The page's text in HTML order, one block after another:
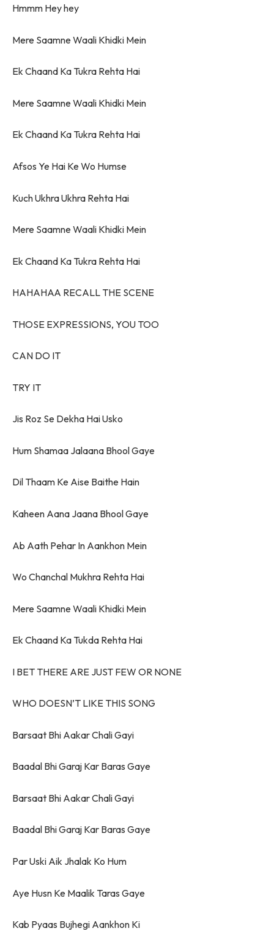
Hmmm Hey hey
Mere Saamne Waali Khidki Mein
Ek Chaand Ka Tukra Rehta Hai
Mere Saamne Waali Khidki Mein
Ek Chaand Ka Tukra Rehta Hai
Afsos Ye Hai Ke Wo Humse
Kuch Ukhra Ukhra Rehta Hai
Mere Saamne Waali Khidki Mein
Ek Chaand Ka Tukra Rehta Hai
HAHAHAA RECALL THE SCENE
THOSE EXPRESSIONS, YOU TOO
CAN DO IT
TRY IT
Jis Roz Se Dekha Hai Usko
Hum Shamaa Jalaana Bhool Gaye
Dil Thaam Ke Aise Baithe Hain
Kaheen Aana Jaana Bhool Gaye
Ab Aath Pehar In Aankhon Mein
Wo Chanchal Mukhra Rehta Hai
Mere Saamne Waali Khidki Mein
Ek Chaand Ka Tukda Rehta Hai
I BET THERE ARE JUST FEW OR NONE
WHO DOESN’T LIKE THIS SONG
Barsaat Bhi Aakar Chali Gayi
Baadal Bhi Garaj Kar Baras Gaye
Barsaat Bhi Aakar Chali Gayi
Baadal Bhi Garaj Kar Baras Gaye
Par Uski Aik Jhalak Ko Hum
Aye Husn Ke Maalik Taras Gaye
Kab Pyaas Bujhegi Aankhon Ki